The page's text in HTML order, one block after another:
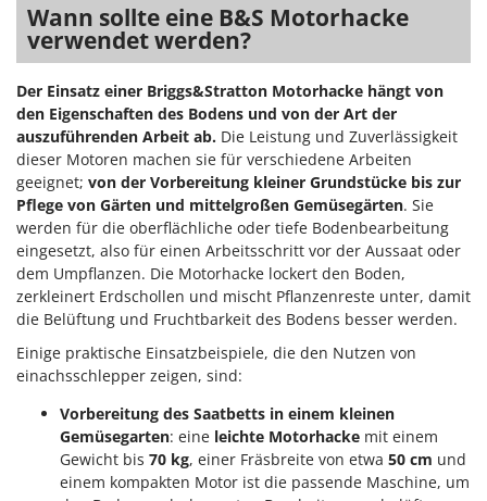
Schnitzer
Seven Italy
Shark
Shindaiwa
Silky
Simatech
Sirman
Skil
Smartwood
Smeg
Snapper
Solidur
Spice Electronics
Spiralmac
Spring Protezione
Wann sollte eine B&S Motorhacke
verwendet werden?
Der Einsatz einer Briggs&Stratton Motorhacke hängt von
den Eigenschaften des Bodens und von der Art der
auszuführenden Arbeit ab. Die Leistung und Zuverlässigkeit
dieser Motoren machen sie für verschiedene Arbeiten
geeignet; von der Vorbereitung kleiner Grundstücke bis zur
Pflege von Gärten und mittelgroßen Gemüsegärten. Sie
werden für die oberflächliche oder tiefe Bodenbearbeitung
eingesetzt, also für einen Arbeitsschritt vor der Aussaat oder
dem Umpflanzen. Die Motorhacke lockert den Boden,
zerkleinert Erdschollen und mischt Pflanzenreste unter, damit
die Belüftung und Fruchtbarkeit des Bodens besser werden.
Einige praktische Einsatzbeispiele, die den Nutzen von
einachsschlepper zeigen, sind:
Vorbereitung des Saatbetts in einem kleinen
Gemüsegarten: eine leichte Motorhacke mit einem
Gewicht bis 70 kg, einer Fräsbreite von etwa 50 cm und
einem kompakten Motor ist die passende Maschine, um